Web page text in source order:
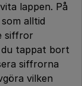
lappen. På
alltid
siffror
du tappat bort
siffrorna
vilken